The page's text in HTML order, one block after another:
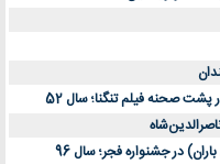
صحنه فیلم تنگنا؛ سال 52
در جشنواره فجر؛ سال 96